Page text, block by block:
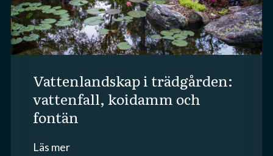
vattenlandskap i trädgården:
vattenfall, koidamm och
fontän
Läs mer